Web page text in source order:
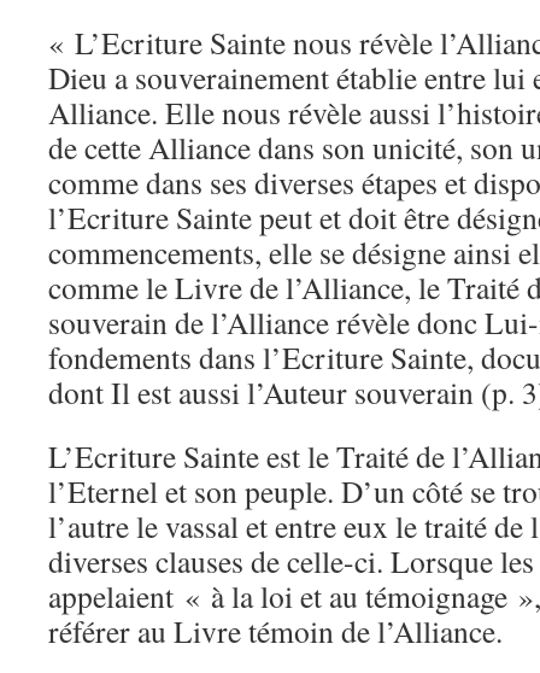
« L’Ecriture Sainte nous révèle
Dieu a souverainement établie entre lui
Alliance. Elle nous révèle aussi
de cette Alliance dans son unicité, son
comme dans ses diverses étapes et
l’Ecriture Sainte peut et doit être
commencements, elle se désigne ainsi
comme le Livre de l’Alliance, le Traité
souverain de l’Alliance révèle donc
fondements dans l’Ecriture Sainte,
dont Il est aussi l’Auteur souverain (p.
L’Ecriture Sainte est le Traité de
l’Eternel et son peuple. D’un côté se
l’autre le vassal et entre eux le traité
diverses clauses de celle-ci. Lorsque
appelaient « à la loi et au témoignage
référer au Livre témoin de l’Alliance.